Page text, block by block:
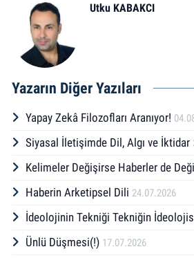
Utku KABAKCI
Yazarın Diğer Yazıları
Yapay Zekâ Filozofları Aranıyor!
Siyasal İletişimde Dil, Algı ve İktidar
Kelimeler Değişirse Haberler de
Haberin Arketipsel Dili 24.07.2026
İdeolojinin Tekniği Tekniğin
Ünlü Düşmesi(!) 17.07.2026